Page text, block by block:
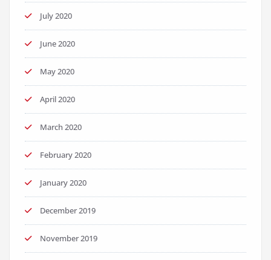
July 2020
June 2020
May 2020
April 2020
March 2020
February 2020
January 2020
December 2019
November 2019